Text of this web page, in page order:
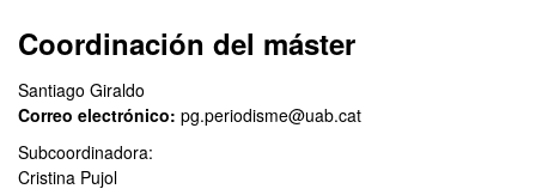
Coordinación del máster
Santiago Giraldo
Correo electrónico: pg.periodisme@uab.cat
Subcoordinadora:
Cristina Pujol